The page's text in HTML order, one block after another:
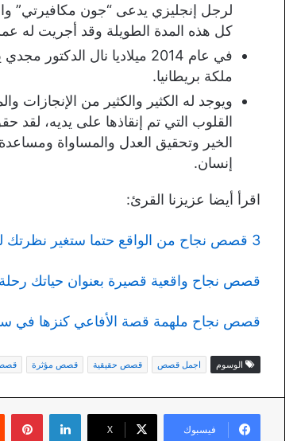
كل هذه المدة الطويلة وقد أجريت له عملية
في عام 2014 ميلاديا نال
ملكة بريطانيا.
ويوجد له الكثير والكثير من
القلوب التي تم إنقاذها على يديه،
الخير وتحقيق العدل والمساواة ومساعدة
إنسان.
اقرأ أيضا عزيزنا القرئ:
3 قصص نجاح من الواقع حتما ستغير نظرتك للحياة 180 درجة
قصص نجاح واقعية قصيرة بعنوان حياتك رحلة
قصص نجاح ملهمة قصة الأفاعي كنزها في
الوسوم اجمل قصص قصص حقيقية قصص مؤثرة
فيسبوك X
لينكدإن